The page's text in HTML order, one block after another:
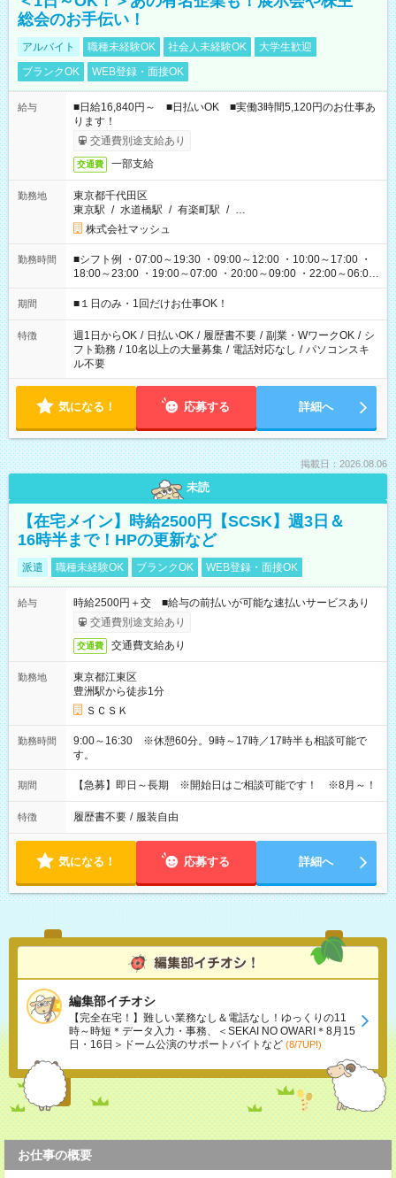
総会のお手伝い！
アルバイト 職種未経験OK 社会人未経験OK
大学生歓迎
ブランクOK
WEB登録・面接OK
給与
■日給16,840円～ ■日払いOK ■実働3時間5,120円のお仕事あ
ります！
交通費別途支給あり
交通費 一部支給
勤務地
東京都千代田区
東京駅 / 水道橋駅 / 有楽町駅 / …
株式会社マッシュ
勤務時間
■シフト例 ・07:00～19:30 ・09:00～12:00 ・10:00～17:00 ・
18:00～23:00 ・19:00～07:00 ・20:00～09:00 ・22:00～06:00
etc ★最短で3時間で5,120円のお仕事から 15時間で2万円近く稼
げるお仕事も！ ご希望のお時間に合わせてご紹介！ ※シフトは
ください！
期間 ■１日のみ・1回だけお仕事OK！
特徴 週1日からOK / 日払いOK / 履歴書不要 / 副業・WワークOK / シ
フト勤務 / 10名以上の大量募集 / 電話対応なし / パソコンスキ
ル不要
気になる！ 応募する 詳細へ
掲載日：2026.08.06
未読
【在宅メイン】時給2500円【SCSK】週3日＆
16時半まで！HPの更新など
派遣 職種未経験OK ブランクOK WEB登録・面接OK
給与
時給2500円＋交 ■給与の前払いが可能な速払いサービスあり
交通費別途支給あり
交通費 交通費支給あり
勤務地
東京都江東区
豊洲駅から徒歩1分
ＳＣＳＫ
勤務時間
9:00～16:30 ※休憩60分。9時～17時／17時半も相談可能で
す。
期間 【急募】即日～長期 ※開始日はご相談可能です！ ※8月～！
特徴 履歴書不要 / 服装自由
気になる！ 応募する 詳細へ
編集部イチオシ
【完全在宅！】難しい業務なし＆電話なし！ゆっくりの11
時～時短＊データ入力・事務、＜SEKAI NO OWARI＊8月15
日・16日＞ドーム公演のサポートバイトなど (8/7UP!)
お仕事の概要